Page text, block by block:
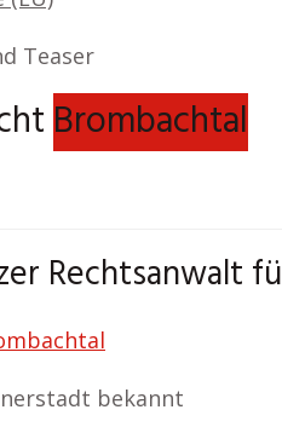
Brombachtal
Rechtsanwalt
bekannt